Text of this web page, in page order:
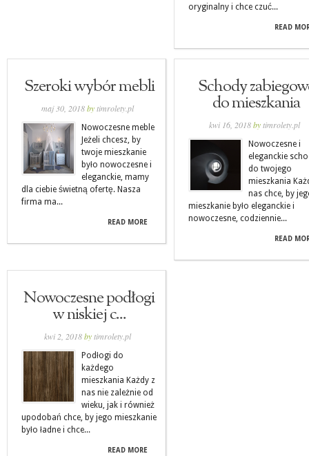
oryginalny i chce czuć...
READ
Szeroki wybór mebli
maj 30, 2018bytimrolety.pl
Nowoczesne meble
Jeżeli chcesz, by
twoje mieszkanie
było nowoczesne i
eleganckie, mamy
dla ciebie świetną ofertę. Nasza
firma ma...
READ MORE
Schody
do mieszkania
kwi 16, 2018bytimrolety.pl
Nowoczesne i
eleganckie
do twojego
mieszkania
nas chce, by
mieszkanie było eleganckie i
nowoczesne, codziennie...
READ
Nowoczesne podłogi
w niskiej c...
kwi 2, 2018bytimrolety.pl
Podłogi do
każdego
mieszkania Każdy z
nas nie zależnie od
wieku, jak i również
upodobań chce, by jego mieszkanie
było ładne i chce...
READ MORE